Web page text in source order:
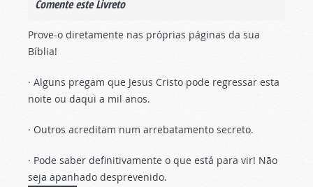
Comente este Livreto
Prove-o diretamente nas próprias páginas da sua
Bíblia!
· Alguns pregam que Jesus Cristo pode regressar esta
noite ou daqui a mil anos.
· Outros acreditam num arrebatamento secreto.
· Pode saber definitivamente o que está para vir! Não
seja apanhado desprevenido.